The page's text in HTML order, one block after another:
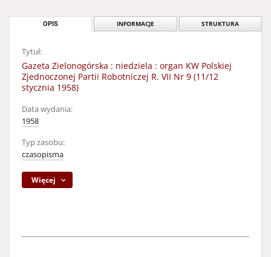
OPIS INFORMACJE STRUKTURA
Tytuł:
Gazeta Zielonogórska : niedziela : organ KW Polskiej
Zjednoczonej Partii Robotniczej R. VII Nr 9 (11/12
stycznia 1958)
Data wydania:
1958
Typ zasobu:
czasopisma
Więcej